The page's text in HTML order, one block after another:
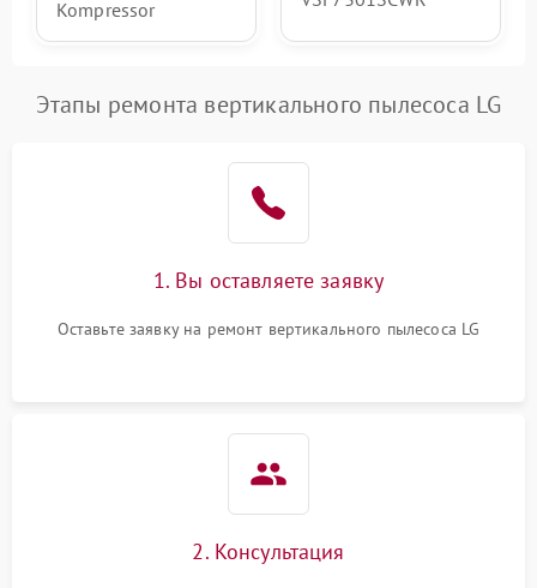
Kompressor
Этапы ремонта вертикального пылесоса LG
1. Вы оставляете заявку
Оставьте заявку на ремонт вертикального пылесоса LG
2. Консультация